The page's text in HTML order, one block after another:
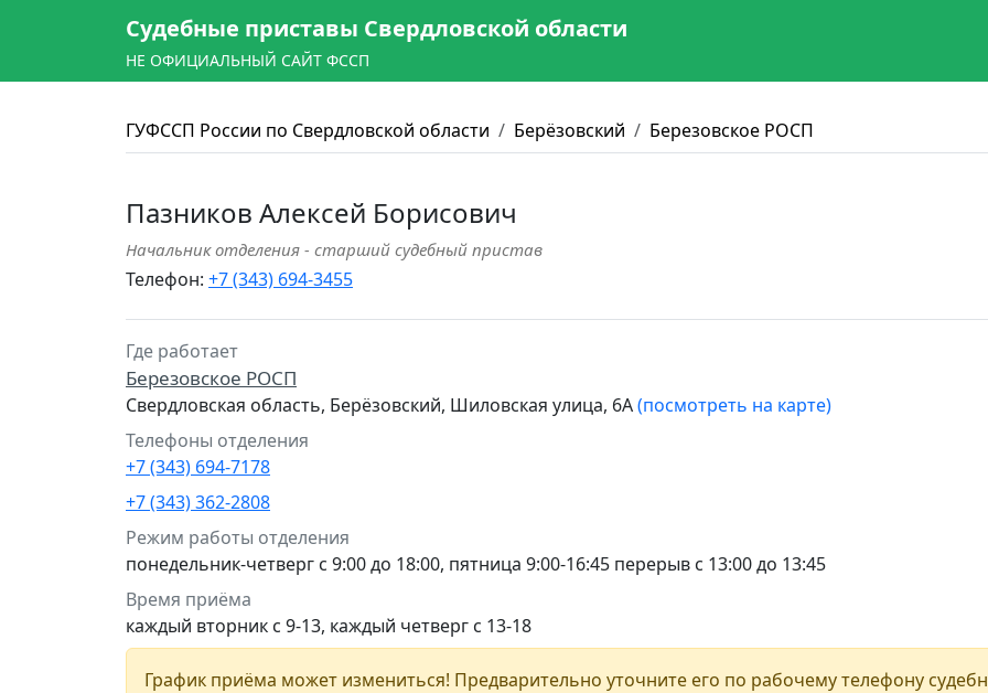
Судебные приставы Свердловской области
НЕ ОФИЦИАЛЬНЫЙ САЙТ ФССП
ГУФССП России по Свердловской области Берёзовский Березовское РОСП
Пазников Алексей Борисович
Начальник отделения - старший судебный пристав
Телефон: +7 (343) 694-3455
Где работает
Березовское РОСП
Свердловская область, Берёзовский, Шиловская улица, 6А(посмотреть на карте)
Телефоны отделения
+7 (343) 694-7178
+7 (343) 362-2808
Режим работы отделения
понедельник-четверг с 9:00 до 18:00, пятница 9:00-16:45 перерыв с 13:00 до 13:45
Время приёма
каждый вторник с 9-13, каждый четверг с 13-18
График приёма может измениться! Предварительно уточните его по рабочему телефону